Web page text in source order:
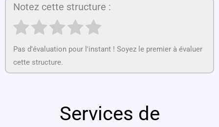
Notez cette structure :
Pas d'évaluation pour l'instant ! Soyez le premier à évaluer
cette structure.
Services de